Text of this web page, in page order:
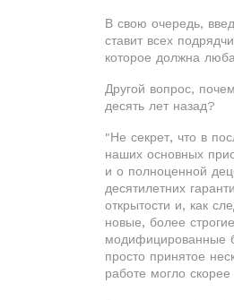
В свою очередь,
ставит всех
которое должна
Другой вопрос,
десять лет назад?
"Не секрет, что в
наших основных
и о полноценной
десятилетних
открытости и, как
новые, более
модифицированные
просто принятое
работе могло